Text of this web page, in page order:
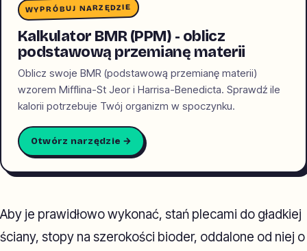
WYPRÓBUJ NARZĘDZIE
Kalkulator BMR (PPM) - oblicz
podstawową przemianę materii
Oblicz swoje BMR (podstawową przemianę materii)
wzorem Mifflina-St Jeor i Harrisa-Benedicta. Sprawdź ile
kalorii potrzebuje Twój organizm w spoczynku.
Otwórz narzędzie →
Aby je prawidłowo wykonać, stań plecami do gładkiej
ściany, stopy na szerokości bioder, oddalone od niej o